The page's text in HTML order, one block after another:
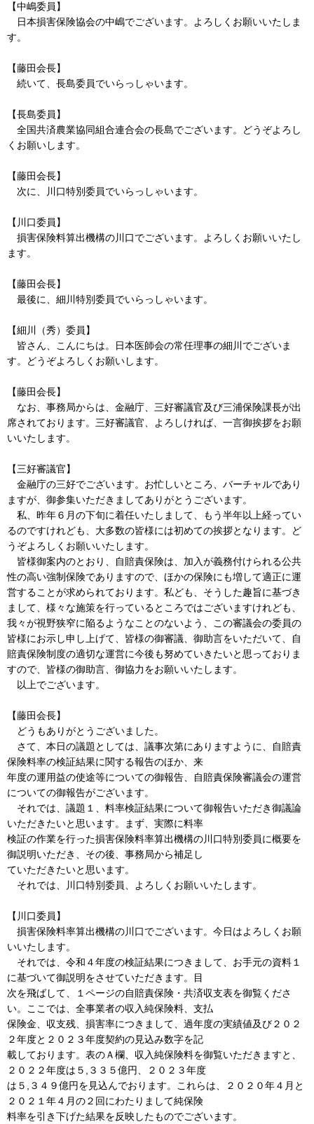
【中嶋委員】
日本損害保険協会の中嶋でございます。よろしくお願いいたしま
す。
【藤田会長】
続いて、長島委員でいらっしゃいます。
【長島委員】
全国共済農業協同組合連合会の長島でございます。どうぞよろし
くお願いします。
【藤田会長】
次に、川口特別委員でいらっしゃいます。
【川口委員】
損害保険料算出機構の川口でございます。よろしくお願いいたし
ます。
【藤田会長】
最後に、細川特別委員でいらっしゃいます。
【細川（秀）委員】
皆さん、こんにちは。日本医師会の常任理事の細川でございま
す。どうぞよろしくお願いします。
【藤田会長】
なお、事務局からは、金融庁、三好審議官及び三浦保険課長が出
席されております。三好審議官、よろしければ、一言御挨拶をお願
いいたします。
【三好審議官】
金融庁の三好でございます。お忙しいところ、バーチャルであり
ますが、御参集いただきましてありがとうございます。
私、昨年６月の下旬に着任いたしまして、もう半年以上経ってい
るのですけれども、大多数の皆様には初めての挨拶となります。ど
うぞよろしくお願いいたします。
皆様御案内のとおり、自賠責保険は、加入が義務付けられる公共
性の高い強制保険でありますので、ほかの保険にも増して適正に運
営することが求められております。私ども、そうした趣旨に基づき
まして、様々な施策を行っているところではございますけれども、
我々が視野狭窄に陥るようなことのないよう、この審議会の委員の
皆様にお示し申し上げて、皆様の御審議、御助言をいただいて、自
賠責保険制度の適切な運営に今後も努めていきたいと思っておりま
すので、皆様の御助言、御協力をお願いいたします。
以上でございます。
【藤田会長】
どうもありがとうございました。
さて、本日の議題としては、議事次第にありますように、自賠責
保険料率の検証結果に関する報告のほか、来
年度の運用益の使途等についての御報告、自賠責保険審議会の運営
についての御報告がございます。
それでは、議題１、料率検証結果について御報告いただき御議論
いただきたいと思います。まず、実際に料率
検証の作業を行った損害保険料率算出機構の川口特別委員に概要を
御説明いただき、その後、事務局から補足し
ていただきたいと思います。
それでは、川口特別委員、よろしくお願いいたします。
【川口委員】
損害保険料率算出機構の川口でございます。今日はよろしくお願
いいたします。
それでは、令和４年度の検証結果につきまして、お手元の資料１
に基づいて御説明をさせていただきます。目
次を飛ばして、１ページの自賠責保険・共済収支表を御覧くださ
い。ここでは、全事業者の収入純保険料、支払
保険金、収支残、損害率につきまして、過年度の実績値及び２０２
２年度と２０２３年度契約の見込み数字を記
載しております。表のＡ欄、収入純保険料を御覧いただきますと、
２０２２年度は５,３３５億円、２０２３年度
は５,３４９億円を見込んでおります。これらは、２０２０年４月と
２０２１年４月の２回にわたりまして純保険
料率を引き下げた結果を反映したものでございます。